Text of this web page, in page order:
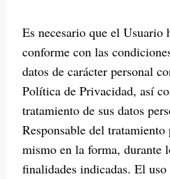
Es necesario que el Usuario
conforme con las
datos de carácter personal
Política de Privacidad, así
tratamiento de sus datos
Responsable del tratamiento
mismo en la forma, durante
finalidades indicadas. El